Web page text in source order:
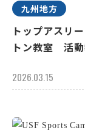
九州地方
トップアスリ
トン教室 活動
2026.03.15